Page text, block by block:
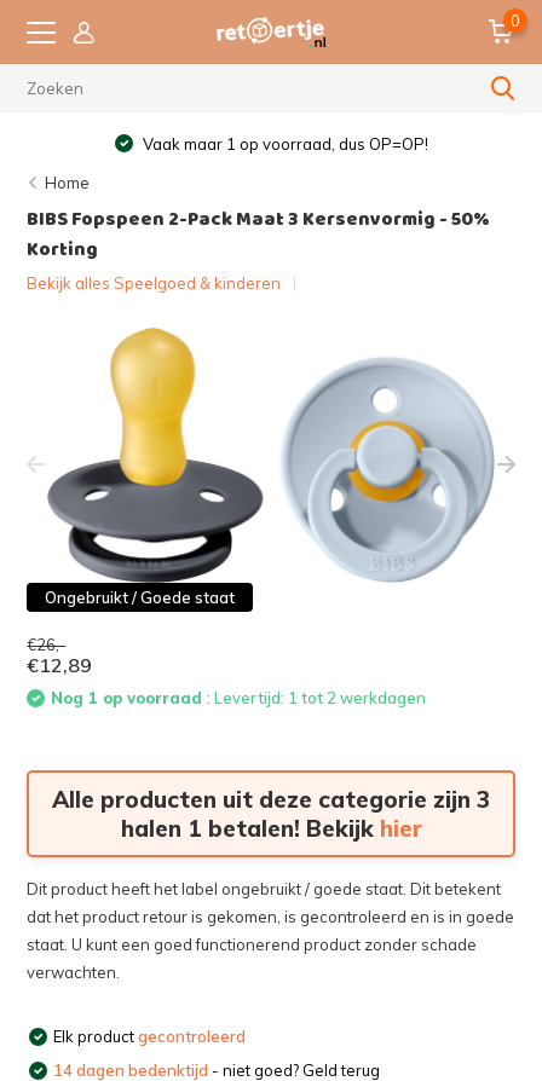
0
Vaak maar 1 op voorraad, dus OP=OP!
Home
BIBS Fopspeen 2-Pack Maat 3 Kersenvormig - 50%
Korting
Bekijk alles Speelgoed & kinderen
Ongebruikt / Goede staat
€26,-
€12,89
Nog 1 op voorraad: Levertijd: 1 tot 2 werkdagen
Alle producten uit deze categorie zijn 3
halen 1 betalen! Bekijk hier
Dit product heeft het label ongebruikt / goede staat. Dit betekent
dat het product retour is gekomen, is gecontroleerd en is in goede
staat. U kunt een goed functionerend product zonder schade
verwachten.
Elk productgecontroleerd
14 dagen bedenktijd - niet goed? Geld terug